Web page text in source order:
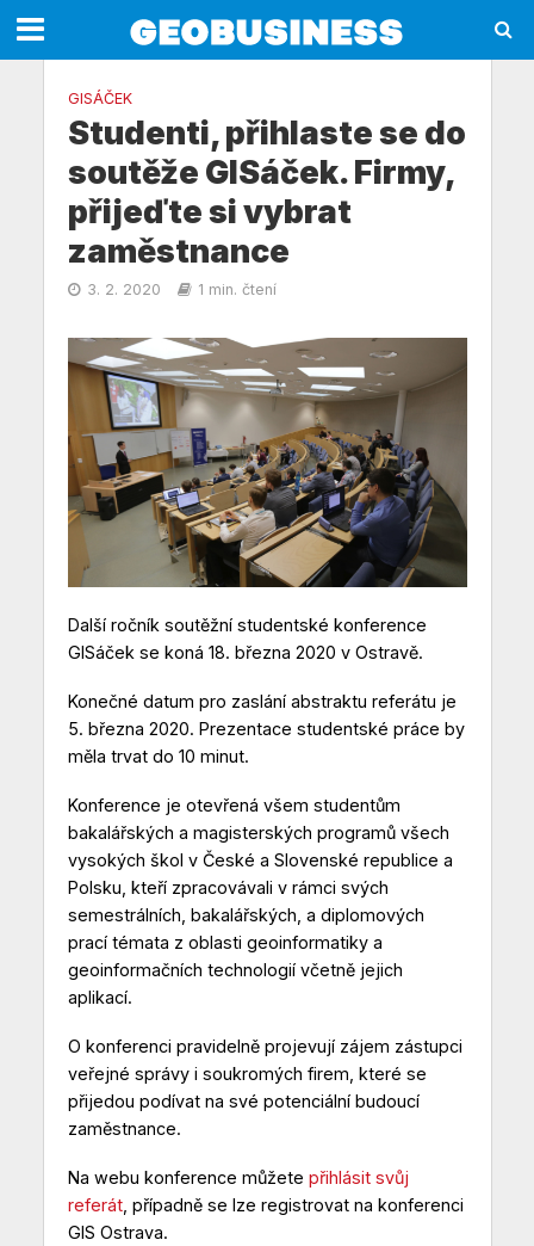
GISÁČEK
Studenti, přihlaste se do
soutěže GISáček. Firmy,
přijeďte si vybrat
zaměstnance
3. 2. 2020 1 min. čtení
Další ročník soutěžní studentské konference
GISáček se koná 18. března 2020 v Ostravě.
Konečné datum pro zaslání abstraktu referátu je
5. března 2020. Prezentace studentské práce by
měla trvat do 10 minut.
Konference je otevřená všem studentům
bakalářských a magisterských programů všech
vysokých škol v České a Slovenské republice a
Polsku, kteří zpracovávali v rámci svých
semestrálních, bakalářských, a diplomových
prací témata z oblasti geoinformatiky a
geoinformačních technologií včetně jejich
aplikací.
O konferenci pravidelně projevují zájem zástupci
veřejné správy i soukromých firem, které se
přijedou podívat na své potenciální budoucí
zaměstnance.
Na webu konference můžete přihlásit svůj
referát, případně se lze registrovat na konferenci
GIS Ostrava.